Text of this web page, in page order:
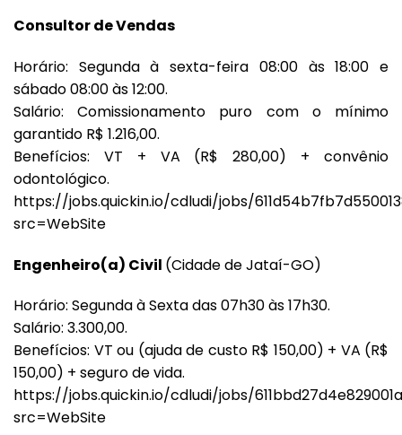
Consultor de Vendas
Horário: Segunda à sexta-feira 08:00 às 18:00 e
sábado 08:00 às 12:00.
Salário: Comissionamento puro com o mínimo
garantido R$ 1.216,00.
Benefícios: VT + VA (R$ 280,00) + convênio
odontológico.
https://jobs.quickin.io/cdludi/jobs/
src=WebSite
Engenheiro(a) Civil (Cidade de Jataí-GO)
Horário: Segunda à Sexta das 07h30 às 17h30.
Salário: 3.300,00.
Benefícios: VT ou (ajuda de custo R$ 150,00) + VA (R$
150,00) + seguro de vida.
https://jobs.quickin.io/cdludi/jobs/
src=WebSite